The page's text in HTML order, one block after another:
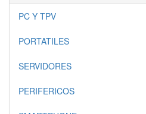
PC Y TPV
PORTATILES
SERVIDORES
PERIFERICOS